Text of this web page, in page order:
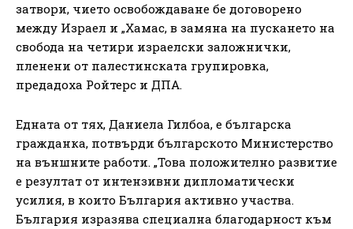
затвори, чието освобождаване бе договорено
между Израел и „Хамас, в замяна на пускането на
свобода на четири израелски заложнички,
пленени от палестинската групировка,
предадоха Ройтерс и ДПА.
Едната от тях, Даниела Гилбоа, е българска
гражданка, потвърди българското Министерство
на външните работи. „Това положително развитие
е резултат от интензивни дипломатически
усилия, в които България активно участва.
България изразява специална благодарност към